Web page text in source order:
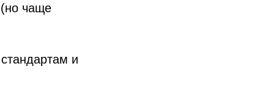
(но чаще
и